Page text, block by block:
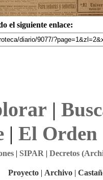
el siguiente enlace:
|
| El Orden
| SIPAR | Decretos
Proyecto | Archivo |